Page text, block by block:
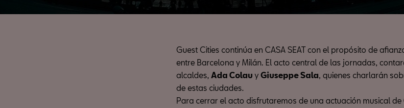
Guest Cities continúa en CASA SEAT con el propósito de
entre Barcelona y Milán. El acto central de las jornadas,
alcaldes, Ada Colau y Giuseppe Sala, quienes charlarán
de estas ciudades.
Para cerrar el acto disfrutaremos de una actuación musical de